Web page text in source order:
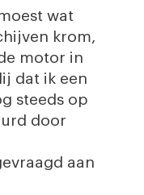
wat
krom,
motor in
dat ik een
steeds op
door
aan